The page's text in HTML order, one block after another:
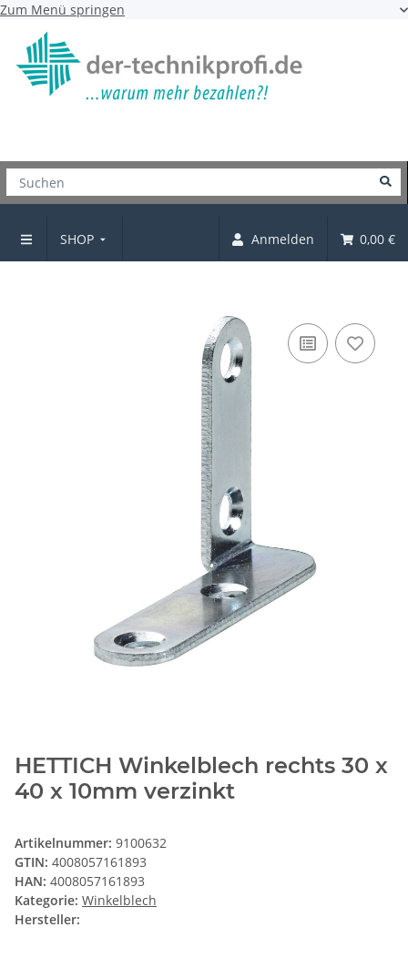
Zum Menü springen
SHOP Anmelden 0,00 €
Winkelblech
HETTICH Winkelblech rechts 30 x
40 x 10mm verzinkt
Artikelnummer: 9100632
GTIN: 4008057161893
HAN: 4008057161893
Kategorie: Winkelblech
Hersteller: